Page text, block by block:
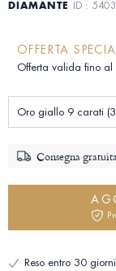
DIAMANTE ID : 5403
OFFERTA
Offerta valida fino al
Oro giallo 9 carati
Consegna
Reso entro 30